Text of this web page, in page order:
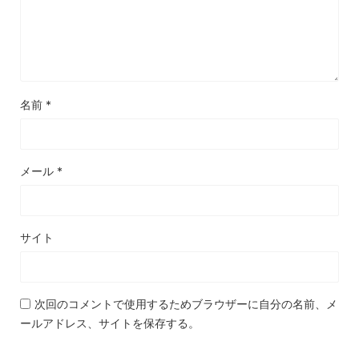
名前 *
メール *
サイト
次回のコメントで使用するためブラウザーに自分の名前、メ
ールアドレス、サイトを保存する。